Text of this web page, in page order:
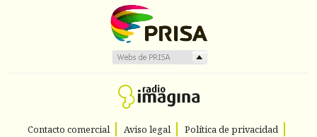
Contacto comercial Aviso legal
Política de privacidad